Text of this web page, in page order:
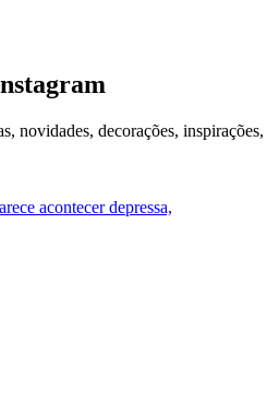
novidades, decorações, inspirações,
acontecer depressa,